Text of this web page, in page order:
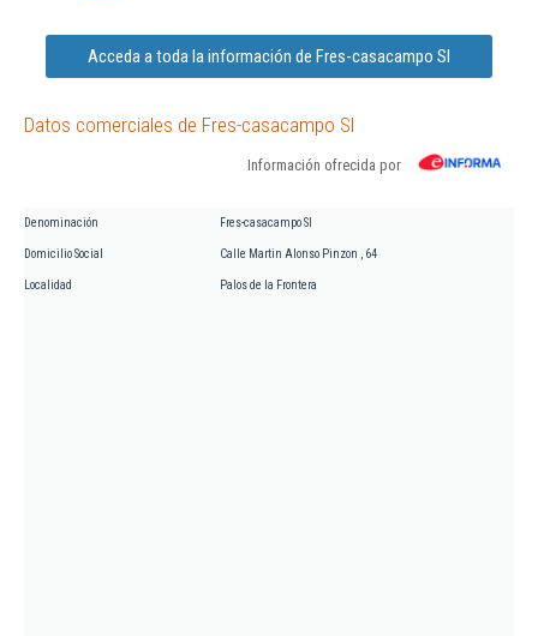
Acceda a toda la información de Fres-casacampo Sl
Datos comerciales de Fres-casacampo Sl
Información ofrecida por
Denominación Fres-casacampo Sl
Domicilio Social Calle Martin Alonso Pinzon , 64
Localidad Palos de la Frontera